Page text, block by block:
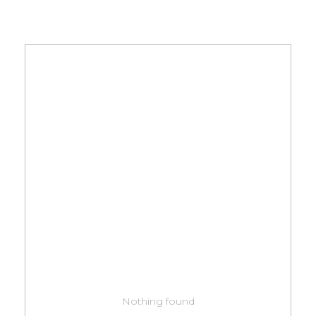
Nothing found